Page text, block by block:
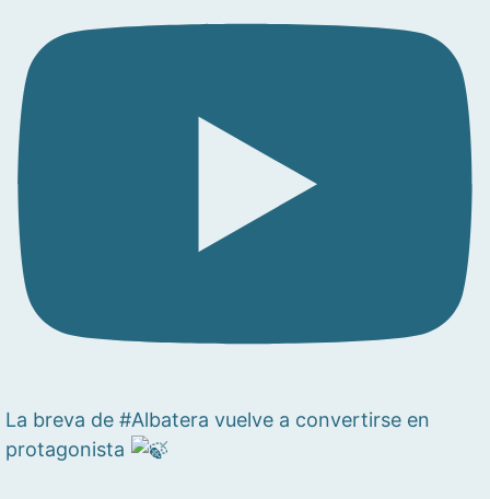
La breva de #Albatera vuelve a convertirse en
protagonista